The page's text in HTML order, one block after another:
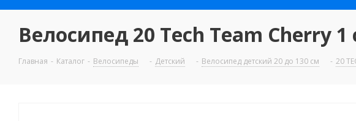
Велосипед 20 Tech Team Cherry
Главная - Каталог - Велосипеды - Детский - Велосипед детский 20 до 130 см - 20